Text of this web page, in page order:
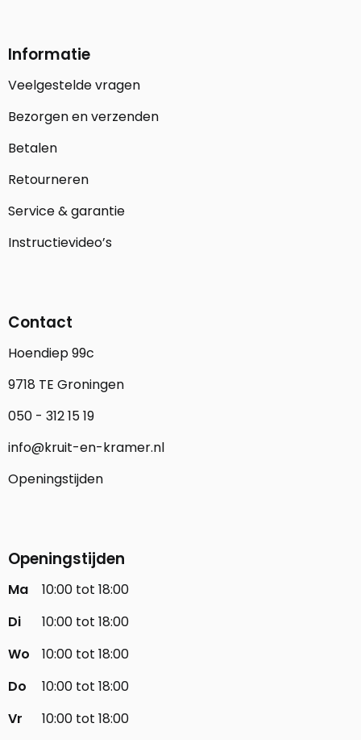
Informatie
Veelgestelde vragen
Bezorgen en verzenden
Betalen
Retourneren
Service & garantie
Instructievideo’s
Contact
Hoendiep 99c
9718 TE Groningen
050 - 312 15 19
info@kruit-en-kramer.nl
Openingstijden
Openingstijden
Ma
10:00 tot 18:00
Di
10:00 tot 18:00
Wo
10:00 tot 18:00
Do
10:00 tot 18:00
Vr
10:00 tot 18:00